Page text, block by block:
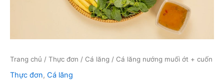
Trang chủ / Thực đơn / Cá lăng / Cá lăng nướng muối ớt + cuốn
Thực đơn, Cá lăng